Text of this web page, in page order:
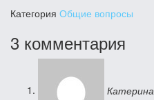
Категория Общие вопросы
3 комментария
Катерина